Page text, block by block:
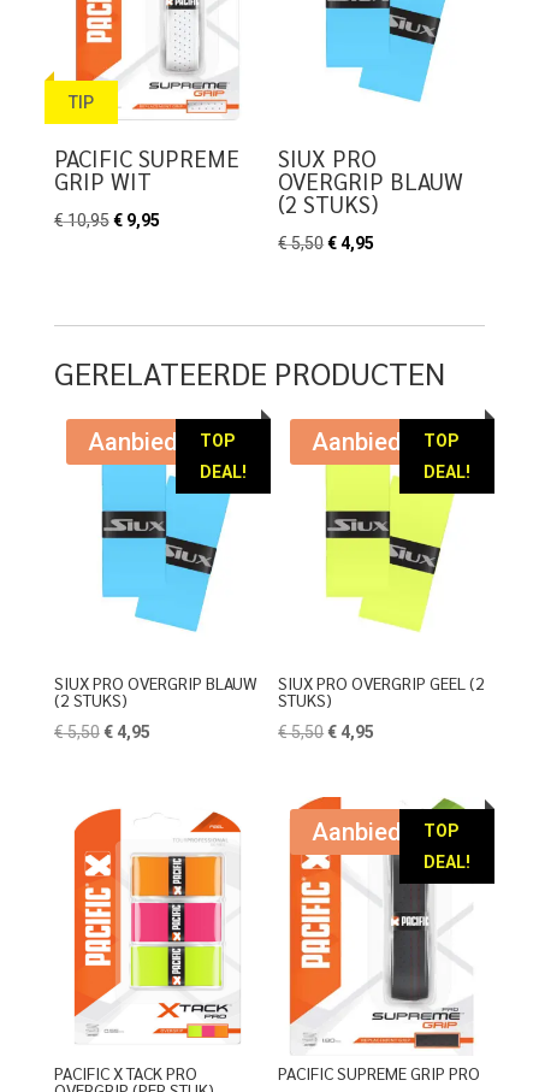
TIP
PACIFIC SUPREME
GRIP WIT
€10,95 Oorspronkelijke
€9,95Huidige
SIUX PRO
OVERGRIP BLAUW
(2 STUKS)
€5,50Oorspronkelijke
€4,95
GERELATEERDE PRODUCTEN
TOP
DEAL!
Aanbieding!
SIUX PRO OVERGRIP BLAUW
(2 STUKS)
€5,50 Oorspronkelijke
€ 5,50.
€4,95Huidige
€ 4,95.
TOP
DEAL!
Aanbieding!
SIUX PRO OVERGRIP GEEL (2
STUKS)
€5,50Oorspronkelijke
was:
€ 5,50.
€ 4,95
€ 4,95.
PACIFIC X TACK PRO
TOP
DEAL!
Aanbieding!
PACIFIC SUPREME GRIP PRO